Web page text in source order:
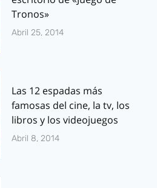
Tronos»
Abril 25, 2014
Las 12 espadas más
famosas del cine, la tv, los
libros y los videojuegos
Abril 8, 2014